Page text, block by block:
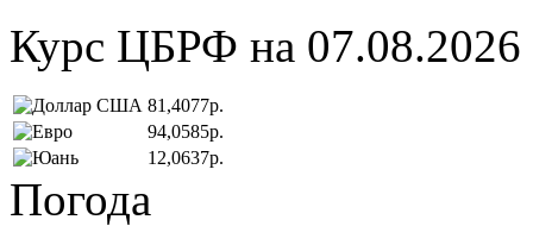
Курс ЦБРФ на 07.08.2026
81,4077р.
94,0585р.
12,0637р.
Погода